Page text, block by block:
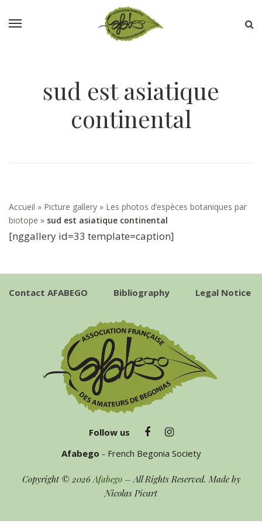
sud est asiatique
continental
Accueil » Picture gallery » Les photos d’espèces botaniques par
biotope » sud est asiatique continental
[nggallery id=33 template=caption]
Contact AFABEGO Bibliography Legal Notice
Follow us
Afabego - French Begonia Society
Copyright © 2026Afabego– All Rights Reserved. Made by
Nicolas Picart